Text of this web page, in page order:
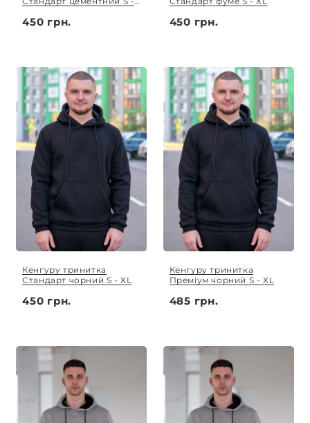
450 грн. 450 грн.
Кенгуру тринитка
Стандарт чорний S - XL
450 грн.
Кенгуру тринитка
Преміум чорний S - XL
485 грн.